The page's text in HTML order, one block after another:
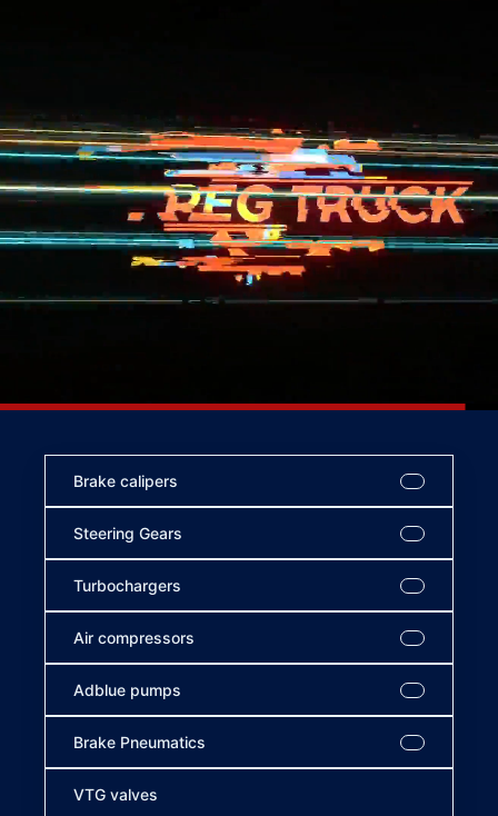
Brake calipers
Steering Gears
Turbochargers
Air compressors
Adblue pumps
Brake Pneumatics
VTG valves